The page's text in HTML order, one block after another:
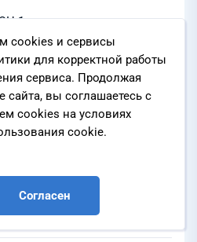
cookies и сервисы
для корректной работы
сервиса. Продолжая
сайта, вы соглашаетесь с
cookies на условиях
cookie.
Согласен
с прилагаемым
В ТКП просим
работ, а также
цены (в
указать срок
к
в
Просим
г.
по
1
Энерго»
2026 г., 00:00
подачи заявок